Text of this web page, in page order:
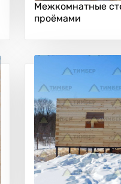
Межкомнатные
проёмами